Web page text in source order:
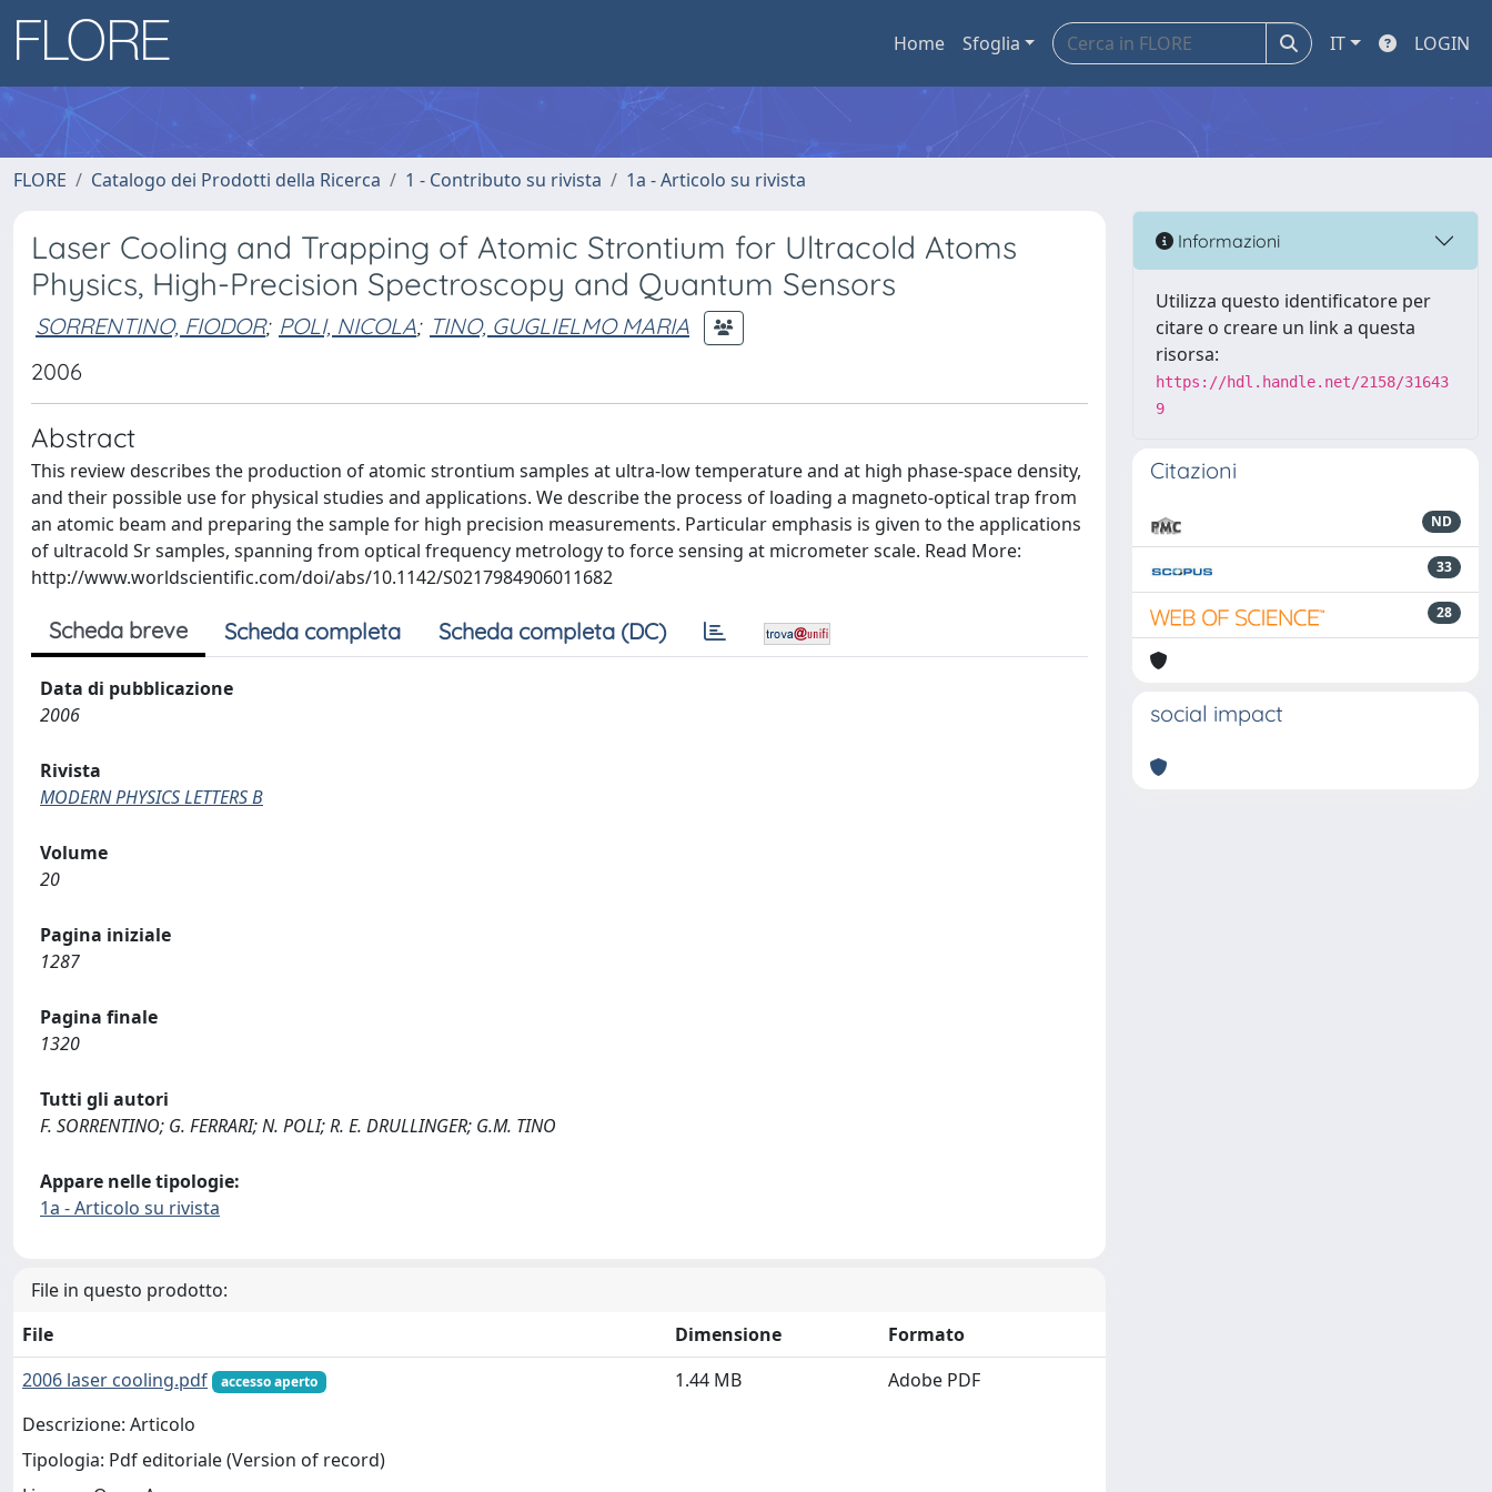
Home Sfoglia IT LOGIN
FLORE Catalogo dei Prodotti della Ricerca 1 - Contributo su rivista 1a - Articolo su rivista
Laser Cooling and Trapping of Atomic Strontium for Ultracold Atoms
Physics, High-Precision Spectroscopy and Quantum Sensors
SORRENTINO, FIODOR; POLI, NICOLA; TINO, GUGLIELMO MARIA
2006
Abstract
This review describes the production of atomic strontium samples at ultra-low temperature and at high phase-space density,
and their possible use for physical studies and applications. We describe the process of loading a magneto-optical trap from
an atomic beam and preparing the sample for high precision measurements. Particular emphasis is given to the applications
of ultracold Sr samples, spanning from optical frequency metrology to force sensing at micrometer scale. Read More:
http://www.worldscientific.com/doi/abs/10.1142/S0217984906011682
Scheda breve Scheda completa Scheda completa (DC)
Data di pubblicazione
2006
Rivista
MODERN PHYSICS LETTERS B
Volume
20
Pagina iniziale
1287
Pagina finale
1320
Tutti gli autori
F. SORRENTINO; G. FERRARI; N. POLI; R. E. DRULLINGER; G.M. TINO
Appare nelle tipologie:
1a - Articolo su rivista
File in questo prodotto:
File
Dimensione
Formato
2006 laser cooling.pdf
accesso aperto
Descrizione: Articolo
Tipologia: Pdf editoriale (Version of record)
1.44 MB Adobe PDF
Informazioni
Utilizza questo identificatore per
citare o creare un link a questa
risorsa:
https://hdl.handle.net/2158/31643
9
Citazioni
ND
33
28
social impact